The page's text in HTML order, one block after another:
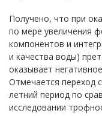
Получено, что при
по мере увеличения
компонентов и
и качества воды)
оказывает
Отмечается переход
летний период по
исследовании